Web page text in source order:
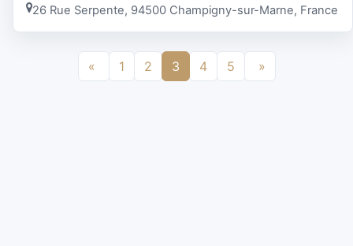
26 Rue Serpente, 94500 Champigny-sur-Marne, France
« 1 2 3 4 5 »